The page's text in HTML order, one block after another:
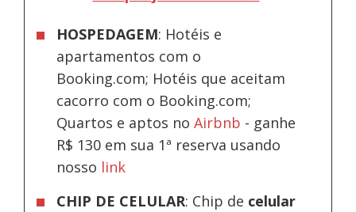
HOSPEDAGEM: Hotéis e
apartamentos com o
Booking.com; Hotéis que aceitam
cacorro com o Booking.com;
Quartos e aptos noAirbnb - ganhe
R$ 130 em sua 1ª reserva usando
nosso link
CHIP DE CELULAR: Chip de celular